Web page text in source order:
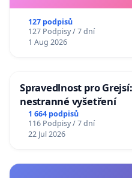
127 podpisů
127 Podpisy / 7 dní
1 Aug 2026
Spravedlnost pro
nestranné vyšetření
1 664 podpisů
116 Podpisy / 7 dní
22 Jul 2026